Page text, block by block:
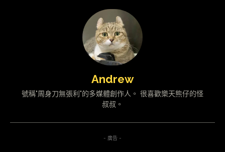
Andrew
號稱"周身刀無張利"的多媒體創作人。 很喜歡樂天熊仔的怪
叔叔。
- 廣告 -